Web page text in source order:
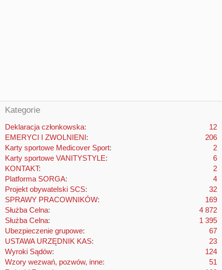
Kategorie
Deklaracja członkowska
12
EMERYCI I ZWOLNIENI
206
Karty sportowe Medicover Sport
2
Karty sportowe VANITYSTYLE
6
KONTAKT
2
Platforma SORGA
4
Projekt obywatelski SCS
32
SPRAWY PRACOWNIKÓW
169
Służba Celna
4 872
Służba Celna
1 395
Ubezpieczenie grupowe
67
USTAWA URZĘDNIK KAS
23
Wyroki Sądów
124
Wzory wezwań, pozwów, inne
51